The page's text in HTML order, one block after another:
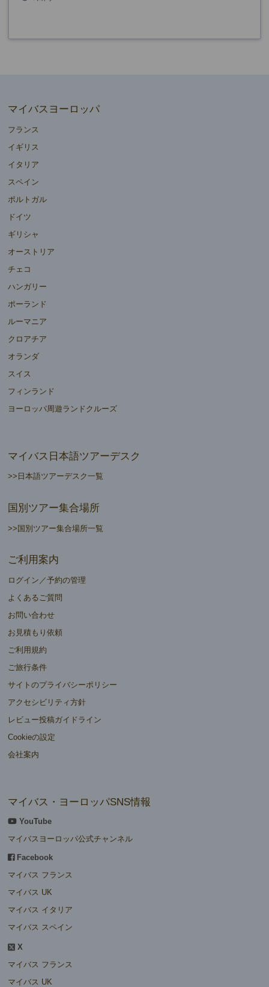
マイバスヨーロッパ
フランス
イギリス
イタリア
スペイン
ポルトガル
ドイツ
ギリシャ
オーストリア
チェコ
ハンガリー
ポーランド
ルーマニア
クロアチア
オランダ
スイス
フィンランド
ヨーロッパ周遊ランドクルーズ
マイバス日本語ツアーデスク
>>日本語ツアーデスク一覧
国別ツアー集合場所
>>国別ツアー集合場所一覧
ご利用案内
ログイン／予約の管理
よくあるご質問
お問い合わせ
お見積もり依頼
ご利用規約
ご旅行条件
サイトのプライバシーポリシー
アクセシビリティ方針
レビュー投稿ガイドライン
Cookieの設定
会社案内
マイバス・ヨーロッパSNS情報
YouTube
マイバスヨーロッパ公式チャンネル
Facebook
マイバス フランス
マイバス UK
マイバス イタリア
マイバス スペイン
X
マイバス フランス
マイバス UK